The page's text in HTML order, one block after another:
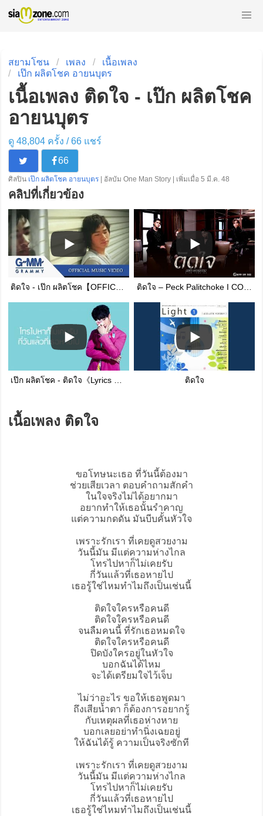
สยามโซน เพลง
เนื้อเพลง
เป๊ก ผลิตโชค อายนบุตร
เนื้อเพลง ติดใจ - เป๊ก ผลิตโชค
อายนบุตร
ดู 48,804 ครั้ง /66แชร์
66
ศิลปิน เป๊ก ผลิตโชค อายนบุตร | อัลบัม One Man Story | เพิ่มเมื่อ 5 มี.ค. 48
คลิปที่เกี่ยวข้อง
ติดใจ - เป๊ก ผลิตโชค【OFFICIAL MV】 ติดใจ – Peck Palitchoke I COVER BY นุ เอ็มโบ ติณติณ กีต้าร์ NEW COUNTRY
เป๊ก ผลิตโชค - ติดใจ《Lyrics video》 ติดใจ
เนื้อเพลง ติดใจ
ขอโทษนะเธอ ที่วันนี้ต้องมา
ช่วยเสียเวลา ตอบคำถามสักคำ
ในใจจริงไม่ได้อยากมา
อยากทำให้เธอนั้นรำคาญ
แต่ความกดดัน มันบีบคั้นหัวใจ
เพราะรักเรา ที่เคยดูสวยงาม
วันนี้มัน มีแต่ความห่างไกล
โทรไปหาก็ไม่เคยรับ
กี่วันแล้วที่เธอหายไป
เธอรู้ใช่ไหมทำไมถึงเป็นเช่นนี้
ติดใจใครหรือคนดี
ติดใจใครหรือคนดี
จนลืมคนนี้ ที่รักเธอหมดใจ
ติดใจใครหรือคนดี
ปิดบังใครอยู่ในหัวใจ
บอกฉันได้ไหม
จะได้เตรียมใจไว้เจ็บ
ไม่ว่าอะไร ขอให้เธอพูดมา
ถึงเสียน้ำตา ก็ต้องการอยากรู้
กับเหตุผลที่เธอห่างหาย
บอกเลยอย่าทำนิ่งเฉยอยู่
ให้ฉันได้รู้ ความเป็นจริงซักที
เพราะรักเรา ที่เคยดูสวยงาม
วันนี้มัน มีแต่ความห่างไกล
โทรไปหาก็ไม่เคยรับ
กี่วันแล้วที่เธอหายไป
เธอรู้ใช่ไหมทำไมถึงเป็นเช่นนี้